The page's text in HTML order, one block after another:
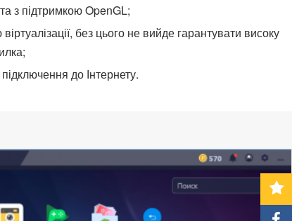
з підтримкою OpenGL;
без цього не вийде гарантувати високу
до Інтернету.